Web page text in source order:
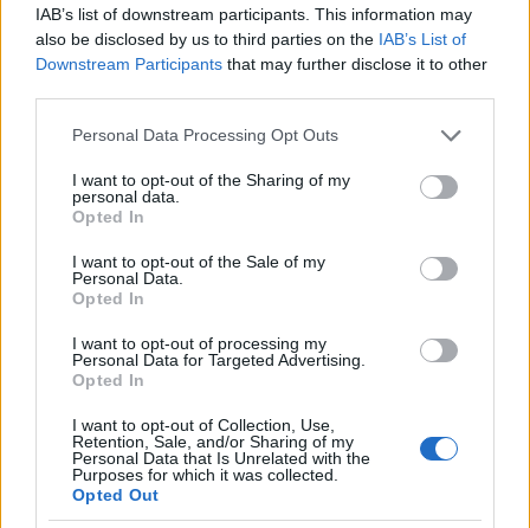
IAB’s list of downstream participants. This information may
also be disclosed by us to third parties on the IAB’s List of
Downstream Participants that may further disclose it to other
Please note that this website/app uses one or more Google
not limited to your visit or usage behaviour. You may click to
grant or deny consent to Google and its third-party tags to
use your data for below specified purposes in below Google
consent section.
Personal Data Processing Opt Outs
I want to opt-out of the Sharing of my
personal data.
Opted In
I want to opt-out of the Sale of my
Personal Data.
Opted In
I want to opt-out of processing my
Personal Data for Targeted Advertising.
Opted In
I want to opt-out of Collection, Use,
Retention, Sale, and/or Sharing of my
Personal Data that Is Unrelated with the
Purposes for which it was collected.
Opted Out
Azzal, hogy az egyén mindazt, ami korábbi
véleményének vagy döntésének ellentmond, eleve
kételkedve fogadja és kirekeszti érvelési
rendszeréből, az egykor véletlenszerűen rögzült
A kontrafaktumok létrehozásának képessége
összekapcsolódva a kognitív disszonancia
jelenségével lesz az alapja azösszeesküvés-
elméleteknek. A kezdetben egyéni és egyedi tévhit
közösségi mítosszá válik, amely még az
ideológiailag semleges témákban is – globális
felmelegedés, dohányzás káros hatásai,
természetgyógyászat, génkezelt növények, stb. –
hitre épülő mozgalmak születését idézi elő. Az
engem kényelmetlenül érintő események és
kedvezőtlen körülmények mögött „ellenem” működő
akaratot tételezek fel. Pechemet és
szerencsétlenségemet nem véletlen természeti és